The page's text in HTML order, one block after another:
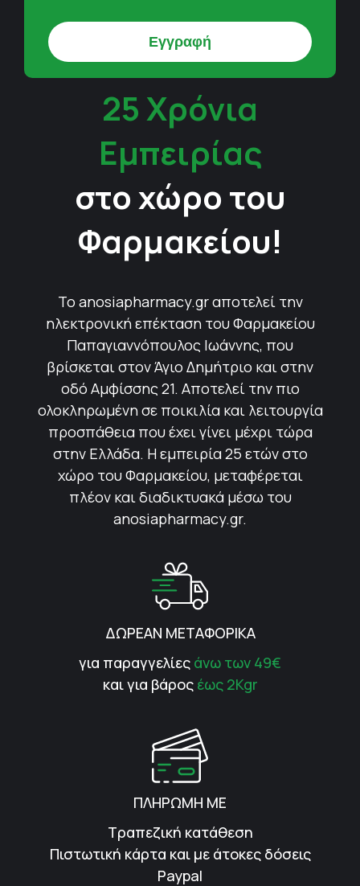
25 Χρόνια
Εμπειρίας
στο χώρο του
Φαρμακείου!
Το anosiapharmacy.gr αποτελεί την
ηλεκτρονική επέκταση του Φαρμακείου
Παπαγιαννόπουλος Ιωάννης, που
βρίσκεται στον Άγιο Δημήτριο και στην
οδό Αμφίσσης 21. Αποτελεί την πιο
ολοκληρωμένη σε ποικιλία και λειτουργία
προσπάθεια που έχει γίνει μέχρι τώρα
στην Ελλάδα. Η εμπειρία 25 ετών στο
χώρο του Φαρμακείου, μεταφέρεται
πλέον και διαδικτυακά μέσω του
anosiapharmacy.gr.
ΔΩΡΕΑΝ ΜΕΤΑΦΟΡΙΚΑ
για παραγγελίες άνω των 49€
και για βάρος έως 2Kgr
ΠΛΗΡΩΜΗ ΜΕ
Τραπεζική κατάθεση
Πιστωτική κάρτα και με άτοκες δόσεις
Paypal